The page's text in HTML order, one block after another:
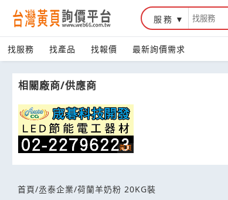
台灣黃頁詢價平台
服務
找服務 找產品 找報價 最新詢價需求
相關廠商/供應商
首頁/丞泰企業/荷蘭羊奶粉 20KG裝